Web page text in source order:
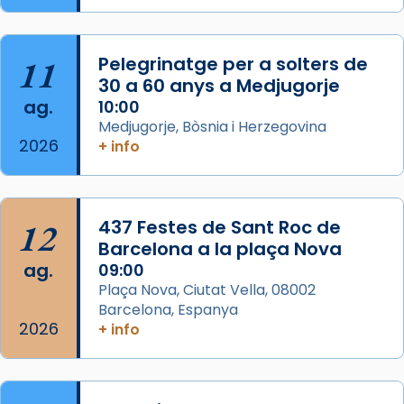
L’arquebisbe de Barcelona, el cardenal Joan
Josep Omella, ha presidit la missa i l’ha
concelebrat el bisbe auxiliar de Barcelona,
Mons. David Abadías.
📸 Dr. G. Simón
Photo
View on Facebook · Share
Arquebisbat de Barcelona
2 weeks ago
Memòria de les santes Juliana i
Semproniana, verges i màrtirs.
Acompanyant la història de sant Cugat, a
partir de l’Edat Mitjana sorgeix la tradició
que les santes Juliana (“relatiu a Júlia”) i
Semproniana (“relatiu a Semprònia =
11
ag.
2026
Pelegrinatge per a solters de
30 a 60 anys a Medjugorje
10:00
Medjugorje, Bòsnia i Herzegovina
+ info
12
ag.
2026
437 Festes de Sant Roc de
Barcelona a la plaça Nova
09:00
Plaça Nova, Ciutat Vella, 08002
Barcelona, Espanya
+ info